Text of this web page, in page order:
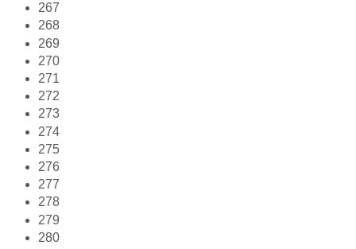
267
268
269
270
271
272
273
274
275
276
277
278
279
280